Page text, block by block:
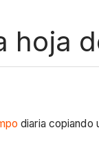
hoja
diaria copiando